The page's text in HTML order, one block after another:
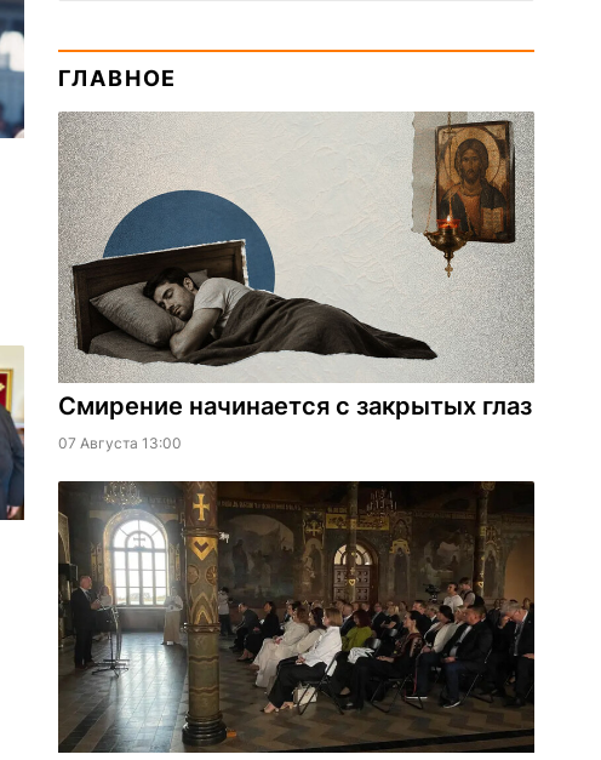
ГЛАВНОЕ
Смирение начинается с закрытых глаз
07 Августа 13:00